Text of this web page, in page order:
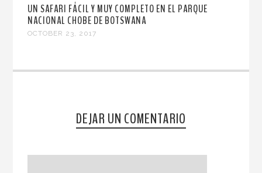
UN SAFARI FÁCIL Y MUY COMPLETO EN EL PARQUE
NACIONAL CHOBE DE BOTSWANA
OCTOBER 23, 2017
DEJAR UN COMENTARIO